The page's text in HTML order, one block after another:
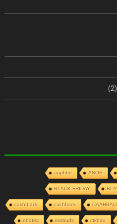
ASOS
auphbd
BLACK FRIDAY
cachback
cash-back
ctkhdo
earbuds
ebates